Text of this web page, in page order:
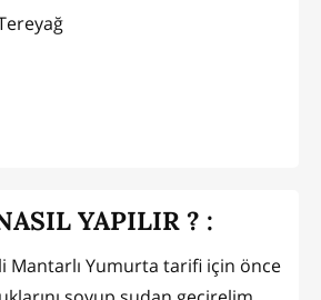
YAPILIR ? :
Mantarlı Yumurta tarifi için önce